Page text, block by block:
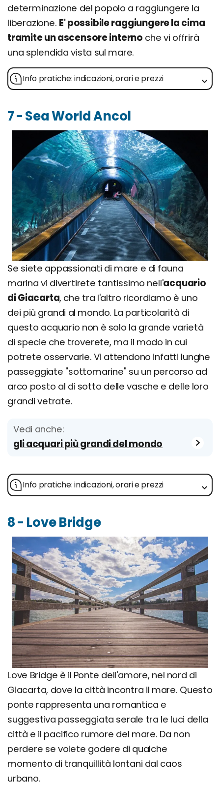
determinazione del popolo a raggiungere la
liberazione. E' possibile raggiungere la cima
tramite un ascensore interno che vi offrirà
una splendida vista sul mare.
Info pratiche: indicazioni, orari e prezzi
7 - Sea World Ancol
Se siete appassionati di mare e di fauna
marina vi divertirete tantissimo nell'acquario
di Giacarta, che tra l'altro ricordiamo è uno
dei più grandi al mondo. La particolarità di
questo acquario non è solo la grande varietà
di specie che troverete, ma il modo in cui
potrete osservarle. Vi attendono infatti lunghe
passeggiate "sottomarine" su un percorso ad
arco posto al di sotto delle vasche e delle loro
grandi vetrate.
Vedi anche:
gli acquari più grandi del mondo
Info pratiche: indicazioni, orari e prezzi
8 - Love Bridge
Love Bridge è il Ponte dell'amore, nel nord di
Giacarta, dove la città incontra il mare. Questo
ponte rappresenta una romantica e
suggestiva passeggiata serale tra le luci della
città e il pacifico rumore del mare. Da non
perdere se volete godere di qualche
momento di tranquillità lontani dal caos
urbano.